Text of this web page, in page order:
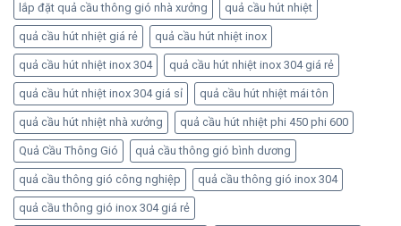
lắp đặt quả cầu thông gió nhà xưởng quả cầu hút nhiệt
quả cầu hút nhiệt giá rẻ quả cầu hút nhiệt inox
quả cầu hút nhiệt inox 304 quả cầu hút nhiệt inox 304 giá rẻ
quả cầu hút nhiệt inox 304 giá sỉ quả cầu hút nhiệt mái tôn
quả cầu hút nhiệt nhà xưởng quả cầu hút nhiệt phi 450 phi 600
Quả Cầu Thông Gió quả cầu thông gió bình dương
quả cầu thông gió công nghiệp quả cầu thông gió inox 304
quả cầu thông gió inox 304 giá rẻ